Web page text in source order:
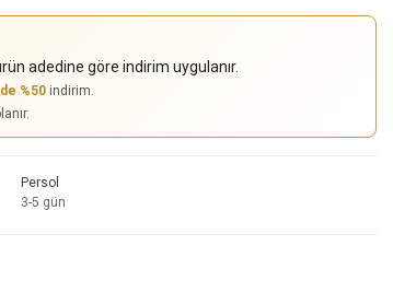
adedine göre indirim uygulanır.
%50indirim.
Persol
3-5 gün